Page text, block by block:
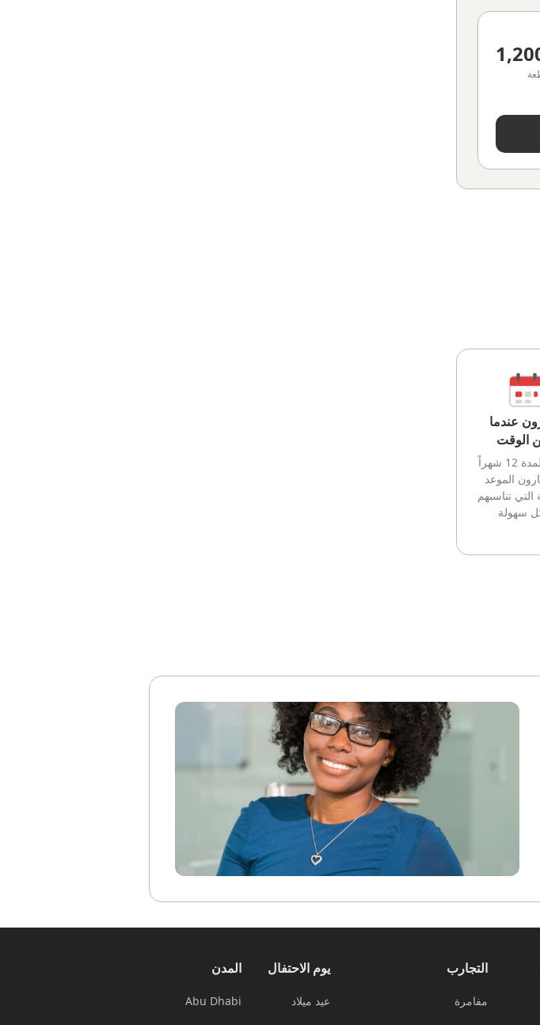
عندما
الوقت
صالحة لمدة 12 شهراً
الموعد
التي تناسبهم
سهولة
التجارب
مفامرة
يوم الاحتفال
عيد ميلاد
المدن
Abu Dhabi